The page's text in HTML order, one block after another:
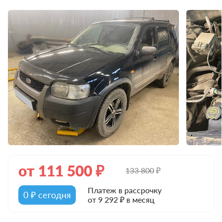
от 111 500₽ 133 800₽
0 ₽ сегодня
Платеж в рассрочку
от 9 292 ₽ в месяц